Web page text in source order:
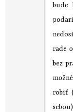
bude
rade
bez
robiť